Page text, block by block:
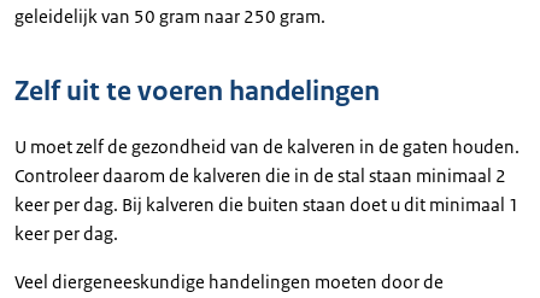
geleidelijk van 50 gram naar 250 gram.
Zelf uit te voeren handelingen
U moet zelf de gezondheid van de kalveren in de gaten houden.
Controleer daarom de kalveren die in de stal staan minimaal 2
keer per dag. Bij kalveren die buiten staan doet u dit minimaal 1
keer per dag.
Veel diergeneeskundige handelingen moeten door de